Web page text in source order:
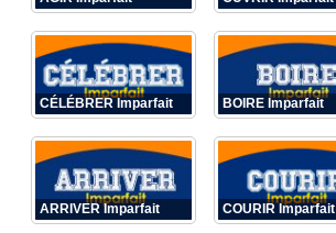
CÉLÉBRER Imparfait BOIRE Imparfait
ARRIVER Imparfait COURIR Imparfait